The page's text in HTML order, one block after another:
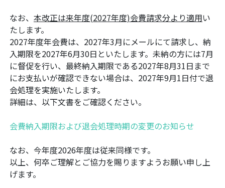
なお、 本改正は来年度(2027年度)会費請求分より適用い
たします。
2027年度年会費は、2027年3月にメールにて請求し、納
入期限を2027年6月30日といたします。未納の方には7月
に督促を行い、最終納入期限である2027年8月31日まで
にお支払いが確認できない場合は、2027年9月1日付で退
会処理を実施いたします。
詳細は、以下文書をご確認ください。
会費納入期限および退会処理時期の変更のお知らせ
なお、今年度2026年度は従来同様です。
以上、何卒ご理解とご協力を賜りますようお願い申し上
げます。